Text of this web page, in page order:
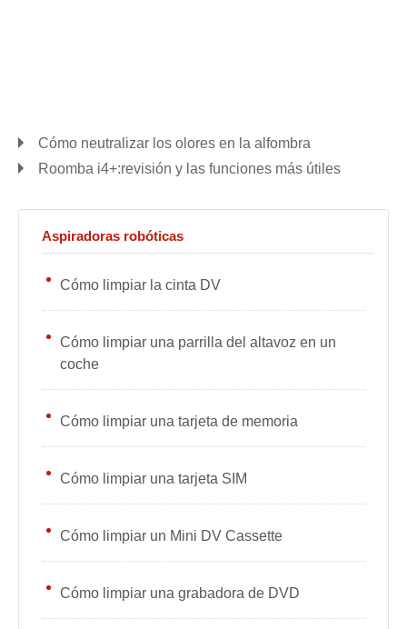
Cómo neutralizar los olores en la alfombra
Roomba i4+:revisión y las funciones más útiles
Aspiradoras robóticas
Cómo limpiar la cinta DV
Cómo limpiar una parrilla del altavoz en un
coche
Cómo limpiar una tarjeta de memoria
Cómo limpiar una tarjeta SIM
Cómo limpiar un Mini DV Cassette
Cómo limpiar una grabadora de DVD